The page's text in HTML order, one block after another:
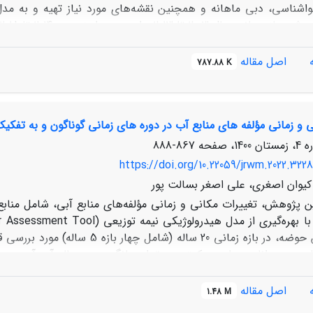
دبی ماهانه و همچنین نقشه‌های مورد نیاز تهیه و به
بالخلوچای است. از مهمتربن دلایل افت کارآیی مدل می‌توان به
اصل مقاله 787.88 K
و زمانی مؤلفه های منابع آب در دوره های زمانی گوناگون و به
867-888
https://doi.org/10.22059/
اصغری، علی اصغر بسالت پور
پژوهش، تغییرات مکانی و زمانی مؤلفه‌های منابع آبی، شامل
و رواناب سطحی، کمترین مقدار میانگین پنج ساله آب
و مؤلفه جریانِ آبِ سبز و ذخیره آبِ سبز در بخش‌های غربی حوضه
اصل مقاله 1.48 M